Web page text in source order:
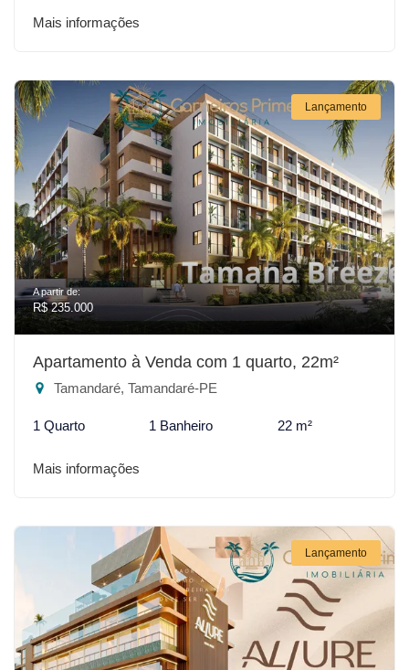
Mais informações
Lançamento
A partir de:
R$ 235.000
Apartamento à Venda com 1 quarto, 22m²
Tamandaré, Tamandaré-PE
1 Quarto 1 Banheiro 22 m²
Mais informações
Lançamento